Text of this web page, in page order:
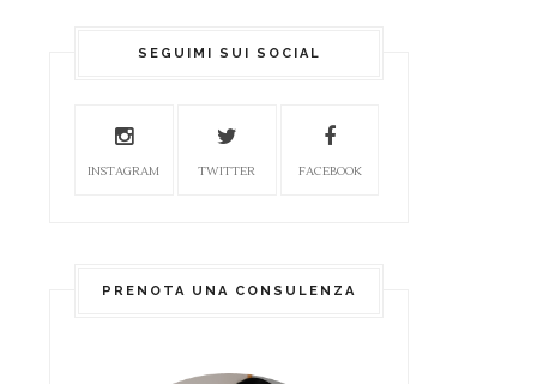
SEGUIMI SUI SOCIAL
INSTAGRAM TWITTER FACEBOOK
PRENOTA UNA CONSULENZA